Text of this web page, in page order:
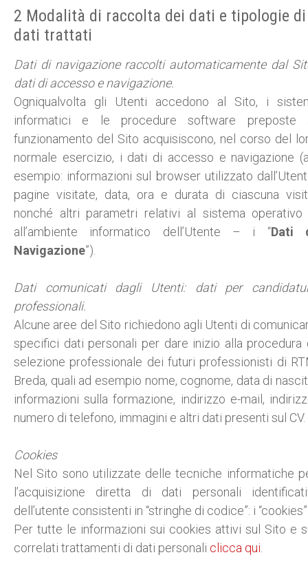
2 Modalità di raccolta dei dati e tipologie di
dati trattati
Dati di navigazione raccolti automaticamente dal
dati di accesso e navigazione.
Ogniqualvolta gli Utenti accedono al Sito, i
informatici e le procedure software preposte
funzionamento del Sito acquisiscono, nel corso del
normale esercizio, i dati di accesso e navigazione
esempio: informazioni sul browser utilizzato
pagine visitate, data, ora e durata di ciascuna
nonché altri parametri relativi al sistema operativo
all’ambiente informatico dell’Utente – i “Dati
Navigazione”).
Dati comunicati dagli Utenti: dati per
professionali.
Alcune aree del Sito richiedono agli Utenti di
specifici dati personali per dare inizio alla procedura
selezione professionale dei futuri professionisti di
Breda, quali ad esempio nome, cognome, data di
informazioni sulla formazione, indirizzo e-mail,
numero di telefono, immagini e altri dati presenti sul CV.
Cookies
Nel Sito sono utilizzate delle tecniche informatiche
l’acquisizione diretta di dati personali
dell’utente consistenti in “stringhe di codice”: i
Per tutte le informazioni sui cookies attivi sul Sito e
correlati trattamenti di dati personali clicca qui